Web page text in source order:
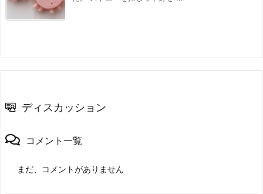
ディスカッション
コメント一覧
まだ、コメントがありません